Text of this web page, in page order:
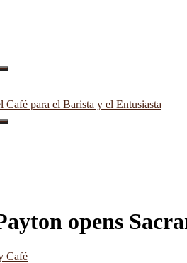
opens
Café